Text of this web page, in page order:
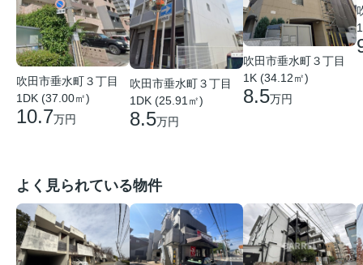
吹田市垂水町３丁目
1DK (37.00㎡)
10.7万円
吹田市垂水町３丁目
1DK (25.91㎡)
8.5万円
吹田市垂水町３丁目
1K (34.12㎡)
8.5万円
よく見られている物件